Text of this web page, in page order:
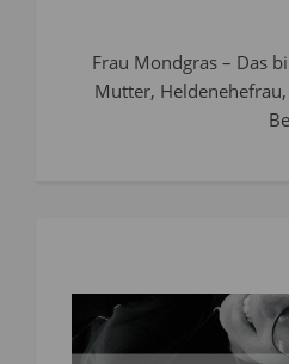
Frau Mondgras – Das
Mutter,